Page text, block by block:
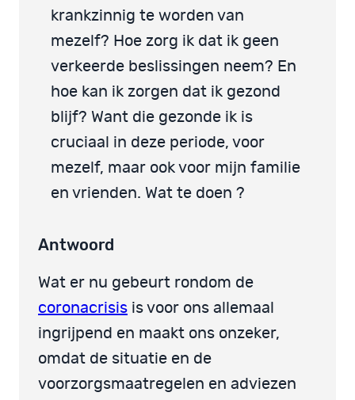
krankzinnig te worden van
mezelf? Hoe zorg ik dat ik geen
verkeerde beslissingen neem? En
hoe kan ik zorgen dat ik gezond
blijf? Want die gezonde ik is
cruciaal in deze periode, voor
mezelf, maar ook voor mijn familie
en vrienden. Wat te doen ?
Antwoord
Wat er nu gebeurt rondom de
coronacrisis is voor ons allemaal
ingrijpend en maakt ons onzeker,
omdat de situatie en de
voorzorgsmaatregelen en adviezen